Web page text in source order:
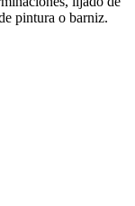
pintura o barniz.